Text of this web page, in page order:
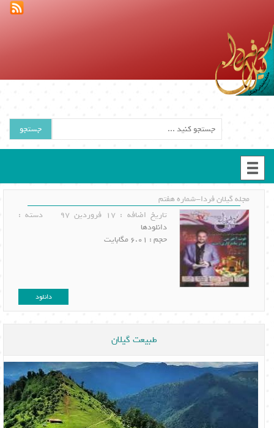
جستجو
مجله گیلان فردا-شماره هفتم
تاریخ اضافه : 17 فروردین 97
دسته :
دانلودها
حجم : 6.01 مگابایت
دانلود
طبیعت گیلان